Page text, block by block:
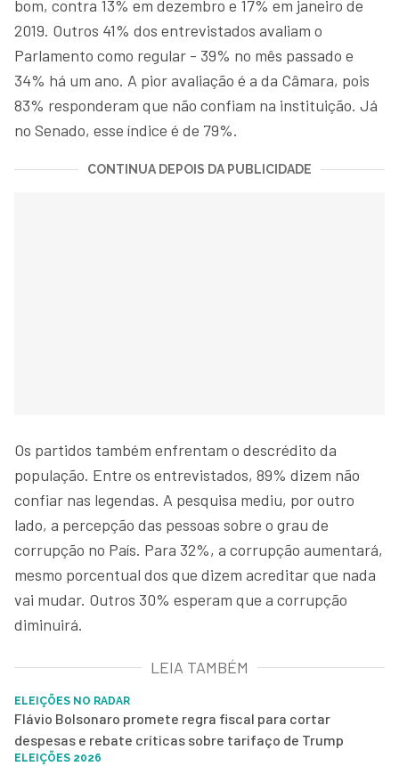
bom, contra 13% em dezembro e 17% em janeiro de
2019. Outros 41% dos entrevistados avaliam o
Parlamento como regular - 39% no mês passado e
34% há um ano. A pior avaliação é a da Câmara, pois
83% responderam que não confiam na instituição. Já
no Senado, esse índice é de 79%.
CONTINUA DEPOIS DA PUBLICIDADE
Os partidos também enfrentam o descrédito da
população. Entre os entrevistados, 89% dizem não
confiar nas legendas. A pesquisa mediu, por outro
lado, a percepção das pessoas sobre o grau de
corrupção no País. Para 32%, a corrupção aumentará,
mesmo porcentual dos que dizem acreditar que nada
vai mudar. Outros 30% esperam que a corrupção
diminuirá.
LEIA TAMBÉM
ELEIÇÕES NO RADAR
Flávio Bolsonaro promete regra fiscal para cortar
despesas e rebate críticas sobre tarifaço de Trump
ELEIÇÕES 2026